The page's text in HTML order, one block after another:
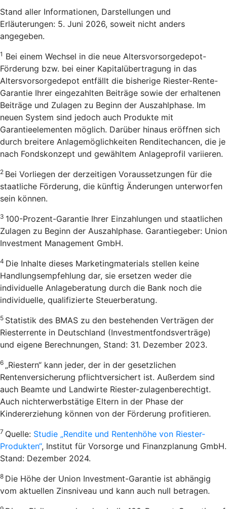
Stand aller Informationen, Darstellungen und
Erläuterungen: 5. Juni 2026, soweit nicht anders
angegeben.
1 Bei einem Wechsel in die neue Altersvorsorgedepot-
Förderung bzw. bei einer Kapitalübertragung in das
Altersvorsorgedepot entfällt die bisherige Riester-Rente-
Garantie Ihrer eingezahlten Beiträge sowie der erhaltenen
Beiträge und Zulagen zu Beginn der Auszahlphase. Im
neuen System sind jedoch auch Produkte mit
Garantieelementen möglich. Darüber hinaus eröffnen sich
durch breitere Anlagemöglichkeiten Renditechancen, die je
nach Fondskonzept und gewähltem Anlageprofil variieren.
2 Bei Vorliegen der derzeitigen Voraussetzungen für die
staatliche Förderung, die künftig Änderungen unterworfen
sein können.
3 100-Prozent-Garantie Ihrer Einzahlungen und staatlichen
Zulagen zu Beginn der Auszahlphase. Garantiegeber: Union
Investment Management GmbH.
4 Die Inhalte dieses Marketingmaterials stellen keine
Handlungsempfehlung dar, sie ersetzen weder die
individuelle Anlageberatung durch die Bank noch die
individuelle, qualifizierte Steuerberatung.
5 Statistik des BMAS zu den bestehenden Verträgen der
Riesterrente in Deutschland (Investmentfondsverträge)
und eigene Berechnungen, Stand: 31. Dezember 2023.
6 „Riestern“ kann jeder, der in der gesetzlichen
Rentenversicherung pflichtversichert ist. Außerdem sind
auch Beamte und Landwirte Riester-zulagenberechtigt.
Auch nichterwerbstätige Eltern in der Phase der
Kindererziehung können von der Förderung profitieren.
7 Quelle: Studie „Rendite und Rentenhöhe von Riester-
Produkten“, Institut für Vorsorge und Finanzplanung GmbH.
Stand: Dezember 2024.
8 Die Höhe der Union Investment-Garantie ist abhängig
vom aktuellen Zinsniveau und kann auch null betragen.